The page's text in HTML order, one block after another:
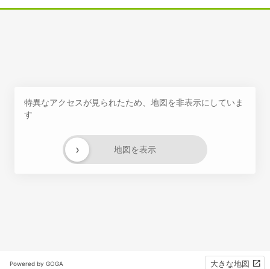
特異なアクセスが見られたため、地図を非表示にしていま
す
地図を表示
›
Powered by GOGA 大きな地図